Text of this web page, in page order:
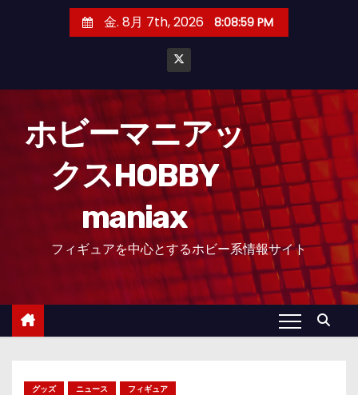
金. 8月 7th, 2026 8:09:00 PM
ホビーマニアッ
クスHOBBY
maniax
フィギュアを中心とするホビー系情報サイト
グッズ ニュース フィギュア